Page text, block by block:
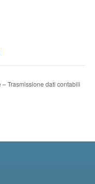
Trasmissione dati contabili